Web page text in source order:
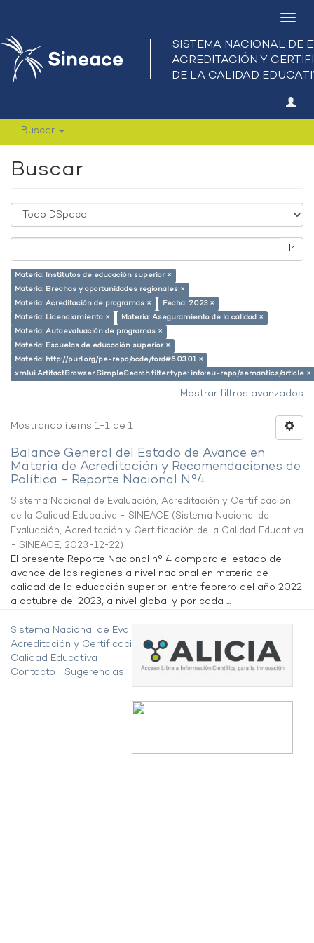
Buscar
Buscar
Ir
Materia: Institutos de educación superior ×
Materia: Brechas y oportunidades regionales ×
Materia: Acreditación de programas ×
Fecha: 2023 ×
Materia: Licenciamiento ×
Materia: Aseguramiento de la calidad ×
Materia: Autoevaluación de programas ×
Materia: Escuelas de educación superior ×
Materia: http://purl.org/pe-repo/ocde/ford#5.03.01 ×
xmlui.ArtifactBrowser.SimpleSearch.filter.type: info:eu-repo/semantics/article ×
Mostrar filtros avanzados
Mostrando ítems 1-1 de 1
Balance General del Estado de Avance en
Materia de Acreditación y Recomendaciones de
Política - Reporte Nacional N°4.
Sistema Nacional de Evaluación, Acreditación y Certificación
de la Calidad Educativa - SINEACE (Sistema Nacional de
Evaluación, Acreditación y Certificación de la Calidad Educativa
- SINEACE, 2023-12-22)
El presente Reporte Nacional n° 4 compara el estado de
avance de las regiones a nivel nacional en materia de
calidad de la educación superior, entre febrero del año 2022
a octubre del 2023, a nivel global y por cada ...
Sistema Nacional de Evaluación,
Acreditación y Certificación de la
Calidad Educativa
Contacto
Sugerencias